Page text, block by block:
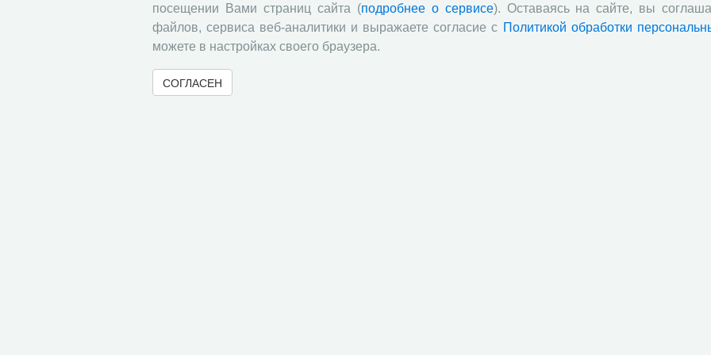
посещении Вами страниц сайта (подробнее о сервисе). Оставаясь на сайте, вы
файлов, сервиса веб-аналитики и выражаете согласие с Политикой обработки
можете в настройках своего браузера.
СОГЛАСЕН